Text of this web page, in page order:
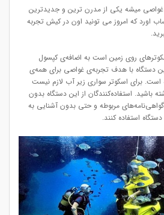
غواصی میشه یکی از مدرن ترین و جدیدترین
اورد که امروز می تونید اون در کیش تجربه
روی زمین است به اضافه‌ی کپسول
دستگاه با هدف تجربه‌ی غواصی برای همه‌ی
ساخته شده است. برای اسکوتر سواری زیر آب لازم نیست
باشید. استفاده‌کنندگان از این دستگاه بدون
مربوطه و حتی بدون آشنایی به
استفاده کنند.